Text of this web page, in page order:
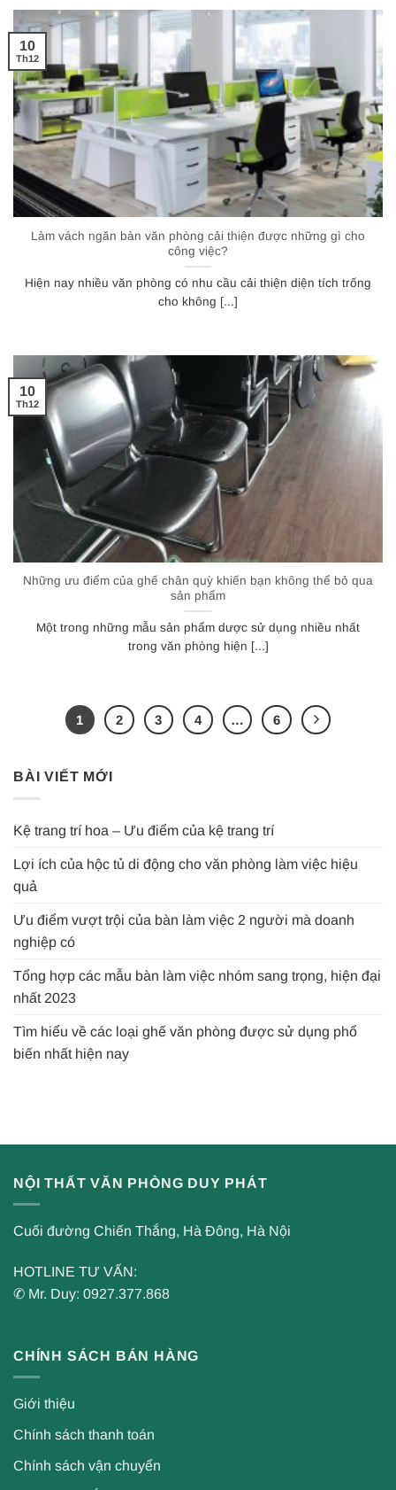
Làm vách ngăn bàn văn phòng cải thiện được những gì cho
công việc?
Hiện nay nhiều văn phòng có nhu cầu cải thiện diện tích trống
cho không [...]
10
Th12
Những ưu điểm của ghế chân quỳ khiến bạn không thể bỏ qua
sản phẩm
Một trong những mẫu sản phẩm dược sử dụng nhiều nhất
trong văn phòng hiện [...]
10
Th12
1 2 3 4 … 6
BÀI VIẾT MỚI
Kệ trang trí hoa – Ưu điểm của kệ trang trí
Lợi ích của hộc tủ di động cho văn phòng làm việc hiệu
quả
Ưu điểm vượt trội của bàn làm việc 2 người mà doanh
nghiệp có
Tổng hợp các mẫu bàn làm việc nhóm sang trọng, hiện đại
nhất 2023
Tìm hiểu về các loại ghế văn phòng được sử dụng phổ
biến nhất hiện nay
NỘI THẤT VĂN PHÒNG DUY PHÁT
Cuối đường Chiến Thắng, Hà Đông, Hà Nội
HOTLINE TƯ VẤN:
✆ Mr. Duy: 0927.377.868
CHÍNH SÁCH BÁN HÀNG
Giới thiệu
Chính sách thanh toán
Chính sách vận chuyển